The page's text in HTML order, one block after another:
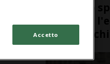
L'esperto
guardare
per gli occhi
Accetto